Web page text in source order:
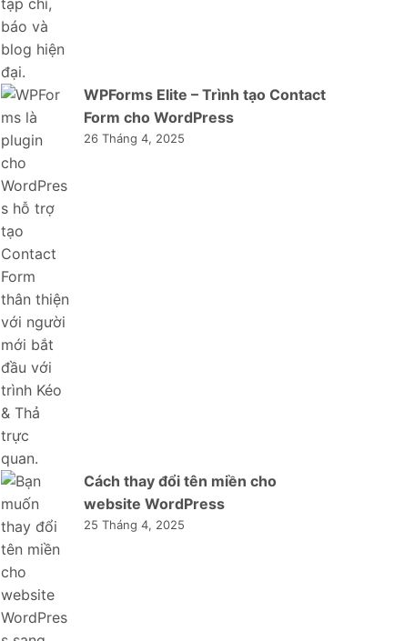
WPForms Elite – Trình tạo Contact
Form cho WordPress
26 Tháng 4, 2025
Cách thay đổi tên miền cho
website WordPress
25 Tháng 4, 2025